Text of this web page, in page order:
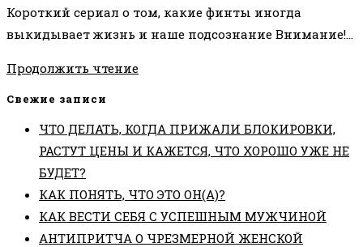
Короткий сериал о том, какие финты иногда
выкидывает жизнь и наше подсознание Внимание!…
Продолжить чтениеФИЛЬМ
«ИНСОМНИЯ»
Свежие записи
ЧТО ДЕЛАТЬ, КОГДА ПРИЖАЛИ БЛОКИРОВКИ,
РАСТУТ ЦЕНЫ И КАЖЕТСЯ, ЧТО ХОРОШО УЖЕ НЕ
БУДЕТ?
КАК ПОНЯТЬ, ЧТО ЭТО ОН(А)?
КАК ВЕСТИ СЕБЯ С УСПЕШНЫМ МУЖЧИНОЙ
АНТИПРИТЧА О ЧРЕЗМЕРНОЙ ЖЕНСКОЙ